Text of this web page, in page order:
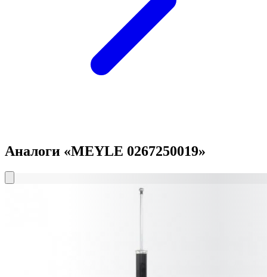
Аналоги «MEYLE 0267250019»